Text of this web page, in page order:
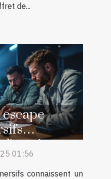
de...
l'esprit
01:56
connaissent un